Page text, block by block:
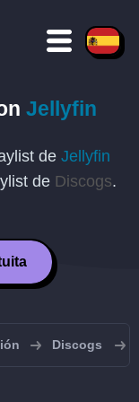
Jellyfin
de Jellyfin
de Discogs.
Discogs